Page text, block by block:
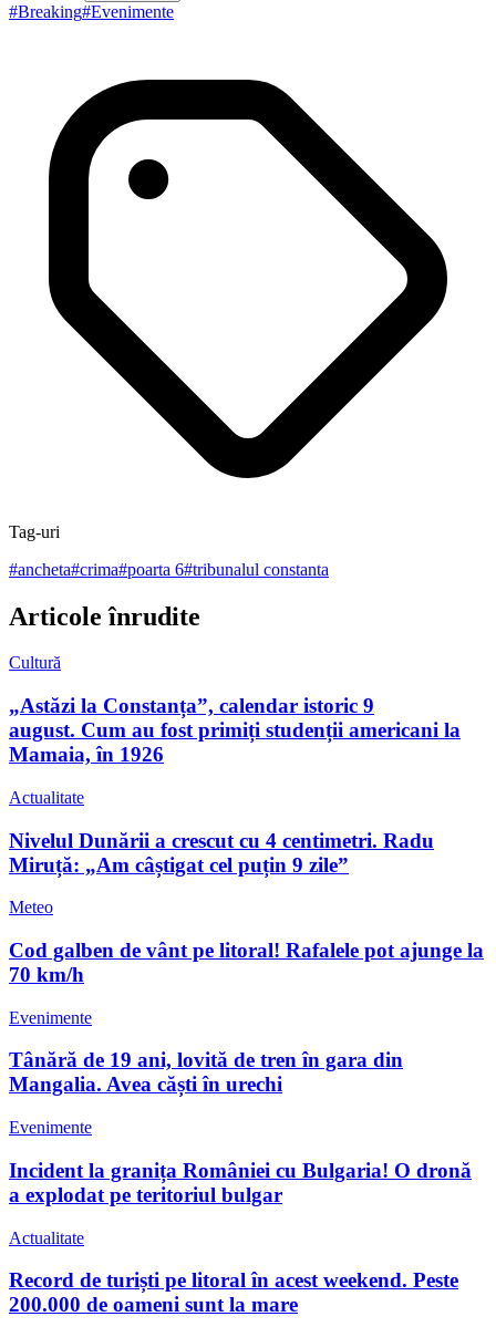
#Breaking#Evenimente
Tag-uri
#ancheta#crima#poarta 6#tribunalul constanta
Articole înrudite
Cultură
„Astăzi la Constanța”, calendar istoric 9
august. Cum au fost primiți studenții americani la
Mamaia, în 1926
Actualitate
Nivelul Dunării a crescut cu 4 centimetri. Radu
Miruță: „Am câștigat cel puțin 9 zile”
Meteo
Cod galben de vânt pe litoral! Rafalele pot ajunge la
70 km/h
Evenimente
Tânără de 19 ani, lovită de tren în gara din
Mangalia. Avea căști în urechi
Evenimente
Incident la granița României cu Bulgaria! O dronă
a explodat pe teritoriul bulgar
Actualitate
Record de turiști pe litoral în acest weekend. Peste
200.000 de oameni sunt la mare